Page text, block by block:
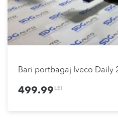
Bari portbagaj Iveco Daily
499.99 LEI